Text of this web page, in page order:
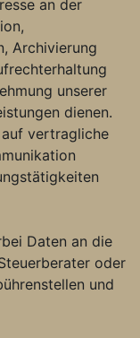
an der
Archivierung
unserer
dienen.
vertragliche
Daten an die
oder
und